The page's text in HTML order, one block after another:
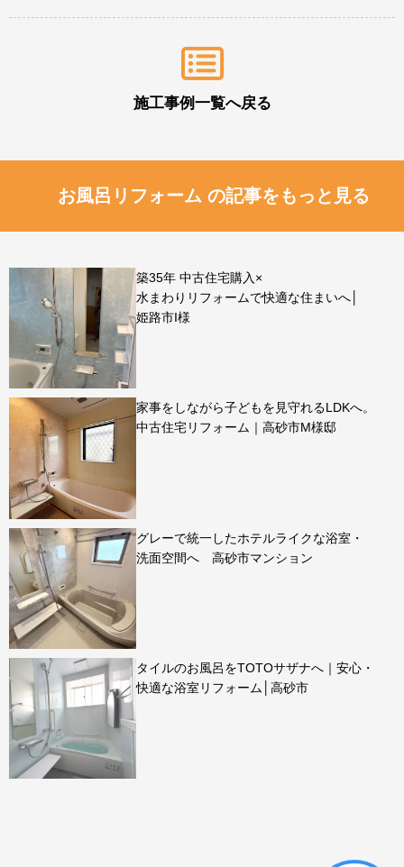
施工事例一覧へ戻る
お風呂リフォーム の記事をもっと見る
築35年 中古住宅購入×
水まわりリフォームで快適な住まいへ│
姫路市I様
家事をしながら子どもを見守れるLDKへ。
中古住宅リフォーム｜高砂市M様邸
グレーで統一したホテルライクな浴室・
洗面空間へ 高砂市マンション
タイルのお風呂をTOTOサザナへ｜安心・
快適な浴室リフォーム│高砂市